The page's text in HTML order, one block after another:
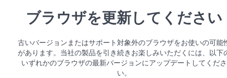
ブラウザを更新してください
古いバージョンまたはサポート対象外のブラウザをお使いの可能
があります。当社の製品を引き続きお楽しみいただくには、以下
いずれかのブラウザの最新バージョンにアップデートしてくださ
い。